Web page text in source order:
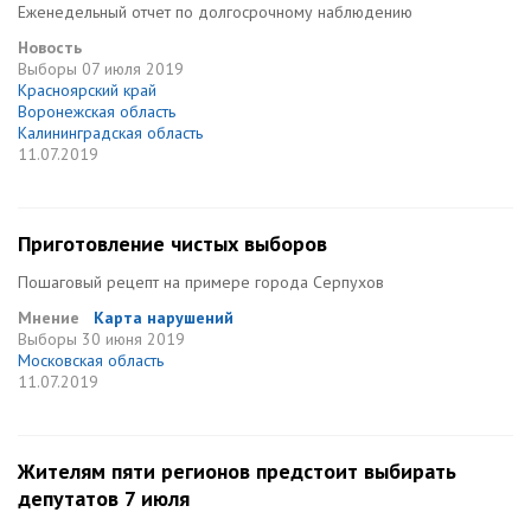
Еженедельный отчет по долгосрочному наблюдению
Новость
Выборы 07 июля 2019
Красноярский край
Воронежская область
Калининградская область
11.07.2019
Приготовление чистых выборов
Пошаговый рецепт на примере города Серпухов
Мнение
Карта нарушений
Выборы 30 июня 2019
Московская область
11.07.2019
Жителям пяти регионов предстоит выбирать
депутатов 7 июля